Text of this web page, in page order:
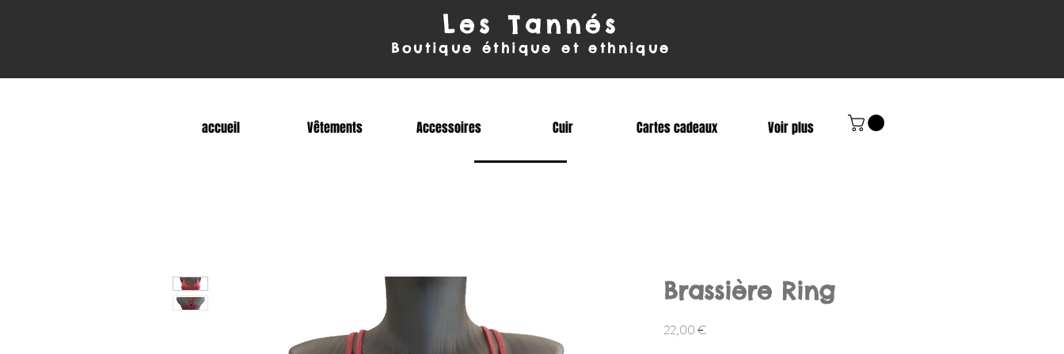
Les Tannés
Boutique éthique et ethnique
accueil Vêtements Accessoires Cuir Cartes cadeaux Voir plus
Brassière Ring
22,00 €